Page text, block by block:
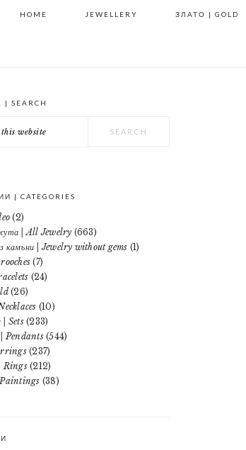
HOME JEWELLERY ЗЛАТО | GOLD
SEARCH
| CATEGORIES
(2)
| All Jewelry (663)
камъни | Jewelry without gems (1)
(7)
(24)
(26)
(10)
| Sets(233)
| Pendants(544)
(237)
Rings(212)
(38)